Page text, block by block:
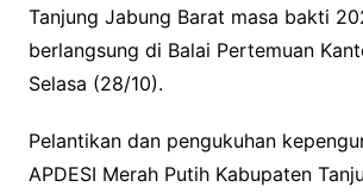
Tanjung Jabung Barat masa bakti
berlangsung di Balai Pertemuan
Selasa (28/10).
Pelantikan dan pengukuhan
APDESI Merah Putih Kabupaten